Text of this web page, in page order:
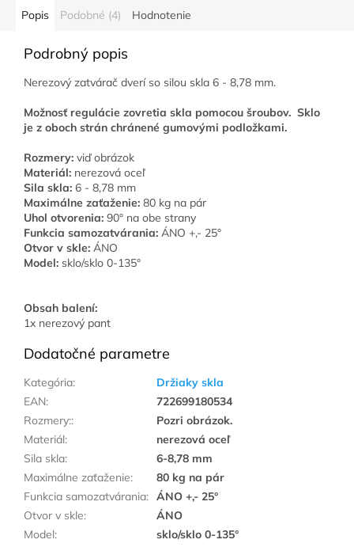
Popis Podobné (4) Hodnotenie
Podrobný popis
Nerezový zatvárač dverí so silou skla 6 - 8,78 mm.
Možnosť regulácie zovretia skla pomocou šroubov. Sklo
je z oboch strán chránené gumovými podložkami.
Rozmery: viď obrázok
Materiál: nerezová oceľ
Sila skla: 6 - 8,78 mm
Maximálne zaťaženie: 80 kg na pár
Uhol otvorenia: 90° na obe strany
Funkcia samozatvárania: ÁNO +,- 25°
Otvor v skle: ÁNO
Model: sklo/sklo 0-135°
Obsah balení:
1x nerezový pant
Dodatočné parametre
Kategória:
Držiaky skla
EAN:
722699180534
Rozmery::
Pozri obrázok.
Materiál:
nerezová oceľ
Sila skla:
6-8,78 mm
Maximálne zaťaženie:
80 kg na pár
Funkcia samozatvárania: ÁNO +,- 25°
Otvor v skle:
ÁNO
Model: sklo/sklo 0-135°